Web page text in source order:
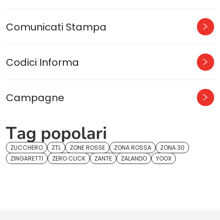
Comunicati Stampa
Codici Informa
Campagne
Tag popolari
ZUCCHERO ZTL ZONE ROSSE ZONA ROSSA
ZONA 30
ZINGARETTI
ZERO CLICK ZANTE ZALANDO YOOX